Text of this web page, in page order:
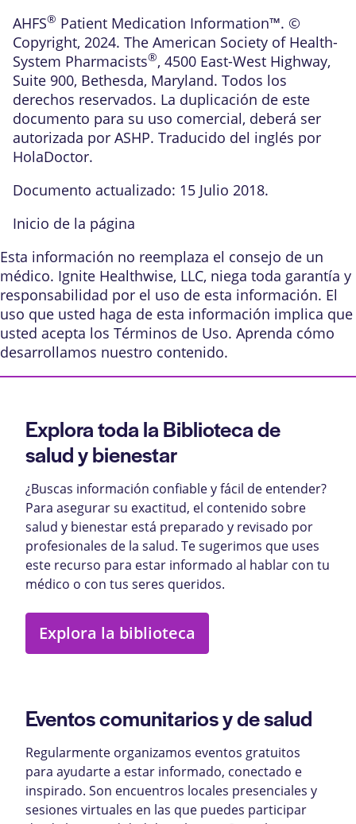
AHFS® Patient Medication Information™. ©
Copyright, 2024. The American Society of Health-
System Pharmacists®, 4500 East-West Highway,
Suite 900, Bethesda, Maryland. Todos los
derechos reservados. La duplicación de este
documento para su uso comercial, deberá ser
autorizada por ASHP. Traducido del inglés por
HolaDoctor.
Documento actualizado: 15 Julio 2018.
Inicio de la página
Esta información no reemplaza el consejo de un
médico. Ignite Healthwise, LLC, niega toda garantía y
responsabilidad por el uso de esta información. El
uso que usted haga de esta información implica que
usted acepta los Términos de Uso. Aprenda cómo
desarrollamos nuestro contenido.
Explora toda la Biblioteca de
salud y bienestar
¿Buscas información confiable y fácil de entender?
Para asegurar su exactitud, el contenido sobre
salud y bienestar está preparado y revisado por
profesionales de la salud. Te sugerimos que uses
este recurso para estar informado al hablar con tu
médico o con tus seres queridos.
Explora la biblioteca
Eventos comunitarios y de salud
Regularmente organizamos eventos gratuitos
para ayudarte a estar informado, conectado e
inspirado. Son encuentros locales presenciales y
sesiones virtuales en las que puedes participar